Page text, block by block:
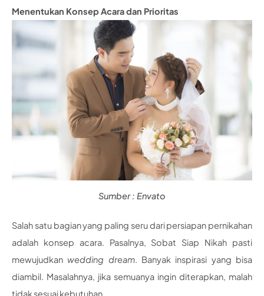
Menentukan Konsep Acara dan Prioritas
Sumber : Envato
Salah satu bagian yang paling seru dari persiapan pernikahan
adalah konsep acara. Pasalnya, Sobat Siap Nikah pasti
mewujudkanwedding dream. Banyak inspirasi yang bisa
diambil. Masalahnya, jika semuanya ingin diterapkan, malah